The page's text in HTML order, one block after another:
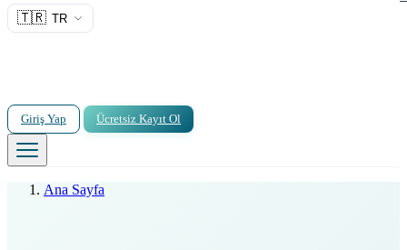
🇹🇷 TR
Giriş Yap Ücretsiz Kayıt Ol
Ana Sayfa